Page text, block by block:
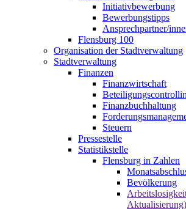
Initiativbewerbung
Bewerbungstipps
Ansprechpartner/
Flensburg 100
Organisation der Stadtverwaltung
Stadtverwaltung
Finanzen
Finanzwirtschaft
Finanzbuchhaltung
Steuern
Pressestelle
Statistikstelle
Flensburg in Zahlen
Bevölkerung
Aktualisierung)